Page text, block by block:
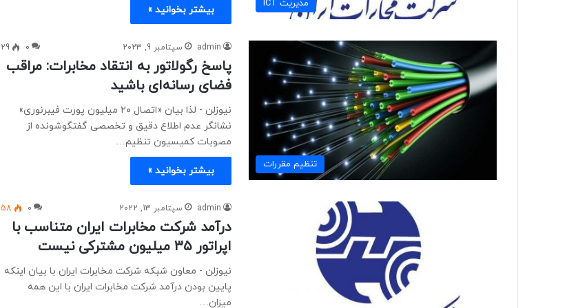
مديريت ICT بیشتر بخوانید »
تنظيم مقررات
admin سپتامبر 9, 2023 0
29
پاسخ رگولاتور به انتقاد مخابرات: مراقب
فضای رسانه‌ای باشید
نیوزلن - لذا بیان «اتصال ۲۰ میلیون پورت فیبرنوری»
نشانگر عدم اطلاع دقیق و تخصصی گفتگوشونده از
مصوبات کمیسیون تنظیم…
بیشتر بخوانید »
admin سپتامبر 13, 2022 0
58
درآمد شرکت مخابرات ایران متناسب با
اپراتور ۳۵ میلیون مشترکی نیست
نیوزلن - معاون شبکه شرکت مخابرات ایران با بیان اینکه
پایین بودن درآمد شرکت مخابرات ایران با این همه
میزان…